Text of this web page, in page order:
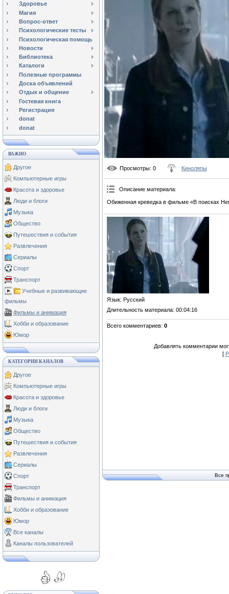
Здоровье
Магия
Вопрос-ответ
Психологические тесты
Психологическая помощь
Новости
Библиотека
Каталоги
Полезные программы
Доска объявлений
Отдых и общение
Гостевая книга
Регистрация
donat
donat
ВАЖНО
Другое
Компьютерные игры
Красота и здоровье
Люди и блоги
Музыка
Общество
Путешествия и события
Развлечения
Сериалы
Спорт
Транспорт
Учебные и развивающие
фильмы
Фильмы и анимация
Хобби и образование
Юмор
КАТЕГОРИИ КАНАЛОВ
Другое
Компьютерные игры
Красота и здоровье
Люди и блоги
Музыка
Общество
Путешествия и события
Развлечения
Сериалы
Спорт
Транспорт
Фильмы и анимация
Хобби и образование
Юмор
Все каналы
Каналы пользователей
Просмотры: 0 Киноляпы
Описание материала:
Обиженная креведка в фильме «В поисках
Язык: Русский
Длительность материала: 00:04:16
Всего комментариев: 0
Добавлять комментарии
[
Все